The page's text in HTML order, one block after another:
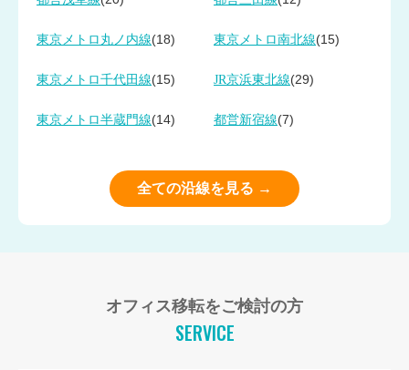
東京メトロ丸ノ内線(18) 東京メトロ南北線(15)
東京メトロ千代田線(15) JR京浜東北線(29)
東京メトロ半蔵門線(14) 都営新宿線(7)
全ての沿線を見る →
オフィス移転をご検討の方
SERVICE